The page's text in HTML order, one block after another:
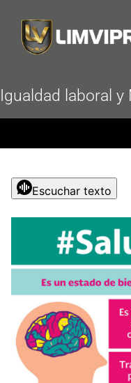
Igualdad laboral
Escuchar texto